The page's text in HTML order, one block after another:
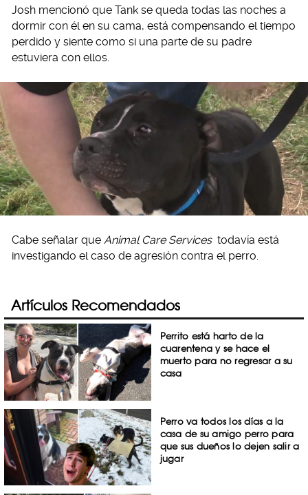
Josh mencionó que Tank se queda todas las noches a
dormir con él en su cama, está compensando el tiempo
perdido y siente como si una parte de su padre
estuviera con ellos.
Cabe señalar que Animal Care Services todavía está
investigando el caso de agresión contra el perro.
Artículos Recomendados
Perrito está harto de la
cuarentena y se hace el
muerto para no regresar a su
casa
Perro va todos los días a la
casa de su amigo perro para
que sus dueños lo dejen salir a
jugar